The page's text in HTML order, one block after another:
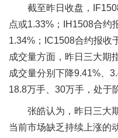
截至昨日收盘，
点或1.33%；IH1508合约
1.34%；IC1508合约报收
成交量方面，昨日三大期
成交量分别下降9.41%、
18.8万手、30万手，处于
张皓认为，昨日三大
当前市场缺乏持续上涨的